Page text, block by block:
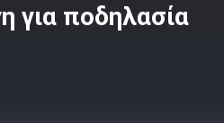
για ποδηλασία